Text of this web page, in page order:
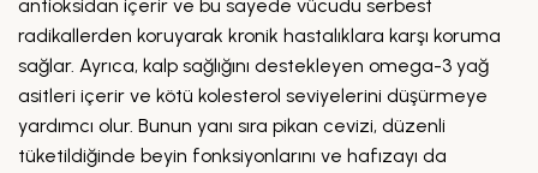
antioksidan içerir ve bu sayede vücudu serbest
radikallerden koruyarak kronik hastalıklara karşı koruma
sağlar. Ayrıca, kalp sağlığını destekleyen omega-3 yağ
asitleri içerir ve kötü kolesterol seviyelerini düşürmeye
yardımcı olur. Bunun yanı sıra pikan cevizi, düzenli
tüketildiğinde beyin fonksiyonlarını ve hafızayı da